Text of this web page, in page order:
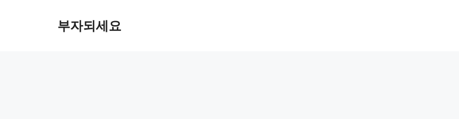
부자되세요